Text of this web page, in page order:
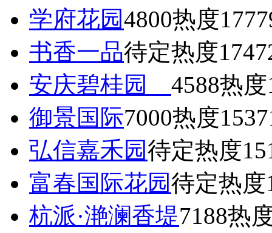
学府花园4800热度
书香一品待定热度
安庆碧桂园 4588热度
御景国际7000热度
弘信嘉禾园待定热度
富春国际花园待定热度
杭派·滟澜香堤7188热